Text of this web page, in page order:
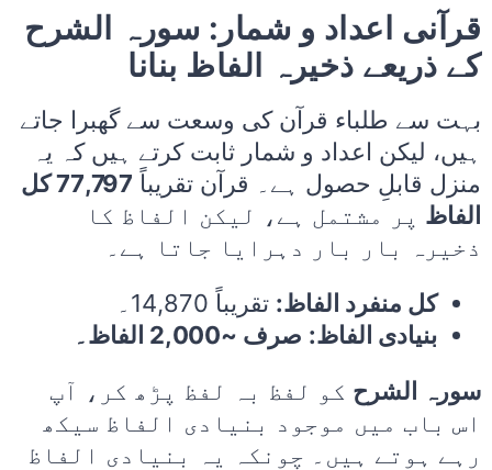
قرآنی اعداد و شمار: سورہ الشرح
کے ذریعے ذخیرہ الفاظ بنانا
بہت سے طلباء قرآن کی وسعت سے گھبرا جاتے
ہیں، لیکن اعداد و شمار ثابت کرتے ہیں کہ یہ
منزل قابلِ حصول ہے۔ قرآن تقریباً
77,797 کل
الفاظ پر مشتمل ہے، لیکن الفاظ کا
ذخیرہ بار بار دہرایا جاتا ہے۔
کل منفرد الفاظ: تقریباً 14,870۔
بنیادی الفاظ: صرف ~2,000 الفاظ۔
سورہ الشرح کو لفظ بہ لفظ پڑھ کر، آپ
اس باب میں موجود بنیادی الفاظ سیکھ
رہے ہوتے ہیں۔ چونکہ یہ بنیادی الفاظ